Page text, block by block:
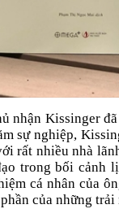
nhận Kissinger
sự nghiệp,
rất nhiều nhà
trong bối cảnh
cá nhân của
của những trải